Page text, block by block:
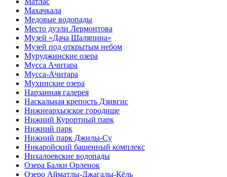
Махачкала
Медовые водопады
Место дуэли Лермонтова
Музей «Дача Шаляпина»
Музей под открытым небом
Муруджинские озера
Мусса Ачитара
Мусса-Ачитара
Мухинские озера
Нарзанная галерея
Наскальная крепость Дзивгис
Нижнеархызское городище
Нижний Курортный парк
Нижний парк
Нижний парк Джилы-Су
Никаройский башенный комплекс
Нихалоевские водопады
Озера Балки Орленок
Озеро Айматлы-Джагалы-Кёль